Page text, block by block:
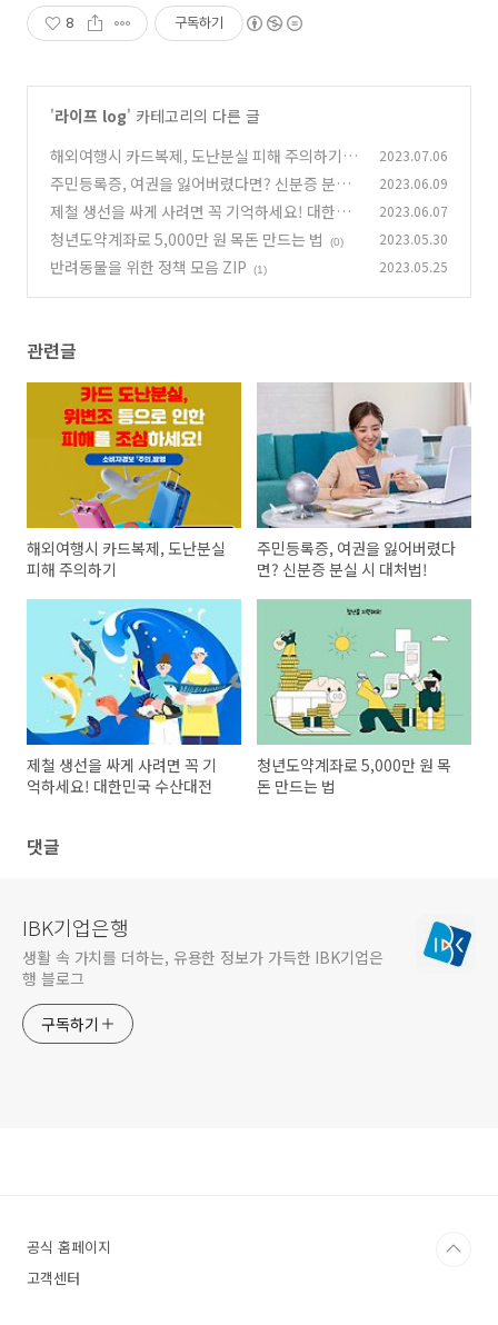
8 구독하기
'라이프 log' 카테고리의 다른 글
해외여행시 카드복제, 도난분실 피해 주의하기
(0)
2023.07.06
주민등록증, 여권을 잃어버렸다면? 신분증 분실
시 대처법! (0)
2023.06.09
제철 생선을 싸게 사려면 꼭 기억하세요! 대한민
국 수산대전 (0)
2023.06.07
청년도약계좌로 5,000만 원 목돈 만드는 법 (0) 2023.05.30
반려동물을 위한 정책 모음 ZIP (1) 2023.05.25
관련글
해외여행시 카드복제, 도난분실
피해 주의하기
주민등록증, 여권을 잃어버렸다
면? 신분증 분실 시 대처법!
제철 생선을 싸게 사려면 꼭 기
억하세요! 대한민국 수산대전
청년도약계좌로 5,000만 원 목
돈 만드는 법
댓글
IBK기업은행
생활 속 가치를 더하는, 유용한 정보가 가득한 IBK기업은
행 블로그
구독하기
공식 홈페이지
고객센터